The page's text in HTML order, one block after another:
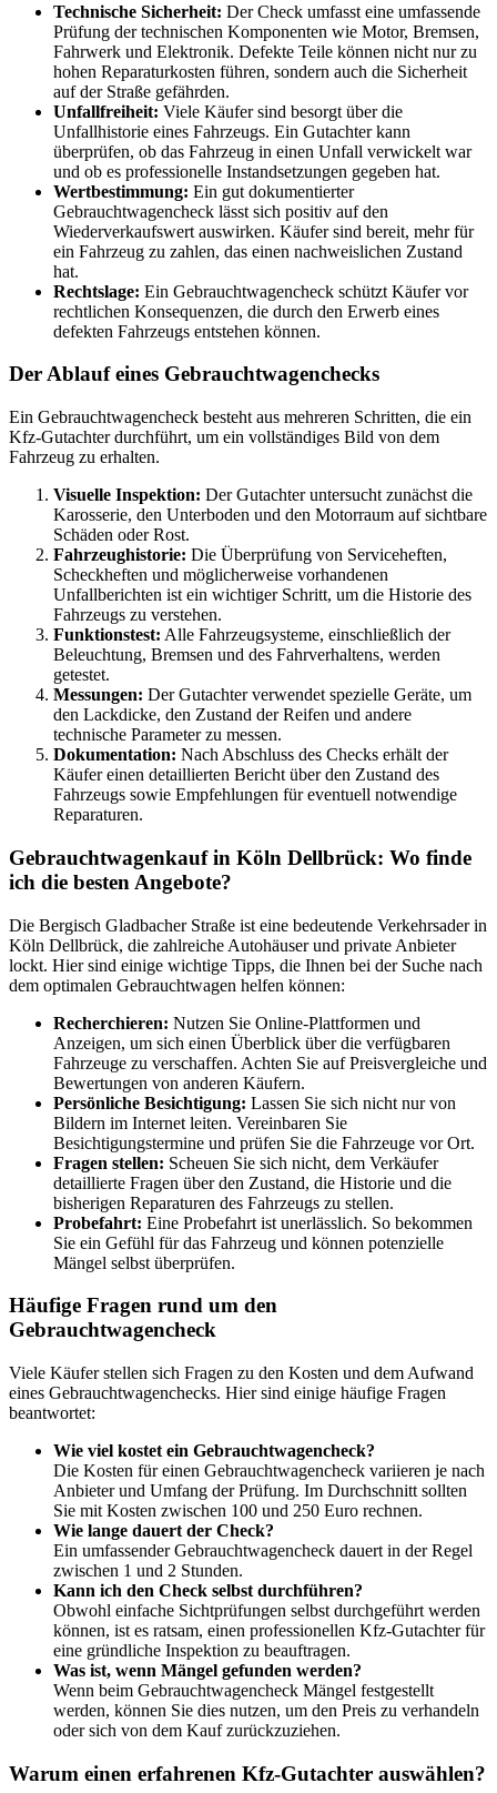
Technische Sicherheit: Der Check umfasst eine umfassende
Prüfung der technischen Komponenten wie Motor, Bremsen,
Fahrwerk und Elektronik. Defekte Teile können nicht nur zu
hohen Reparaturkosten führen, sondern auch die Sicherheit
auf der Straße gefährden.
Unfallfreiheit: Viele Käufer sind besorgt über die
Unfallhistorie eines Fahrzeugs. Ein Gutachter kann
überprüfen, ob das Fahrzeug in einen Unfall verwickelt war
und ob es professionelle Instandsetzungen gegeben hat.
Wertbestimmung: Ein gut dokumentierter
Gebrauchtwagencheck lässt sich positiv auf den
Wiederverkaufswert auswirken. Käufer sind bereit, mehr für
ein Fahrzeug zu zahlen, das einen nachweislichen Zustand
hat.
Rechtslage: Ein Gebrauchtwagencheck schützt Käufer vor
rechtlichen Konsequenzen, die durch den Erwerb eines
defekten Fahrzeugs entstehen können.
Der Ablauf eines Gebrauchtwagenchecks
Ein Gebrauchtwagencheck besteht aus mehreren Schritten, die ein
Kfz-Gutachter durchführt, um ein vollständiges Bild von dem
Fahrzeug zu erhalten.
Visuelle Inspektion: Der Gutachter untersucht zunächst die
Karosserie, den Unterboden und den Motorraum auf sichtbare
Schäden oder Rost.
Fahrzeughistorie: Die Überprüfung von Serviceheften,
Scheckheften und möglicherweise vorhandenen
Unfallberichten ist ein wichtiger Schritt, um die Historie des
Fahrzeugs zu verstehen.
Funktionstest: Alle Fahrzeugsysteme, einschließlich der
Beleuchtung, Bremsen und des Fahrverhaltens, werden
getestet.
Messungen: Der Gutachter verwendet spezielle Geräte, um
den Lackdicke, den Zustand der Reifen und andere
technische Parameter zu messen.
Dokumentation: Nach Abschluss des Checks erhält der
Käufer einen detaillierten Bericht über den Zustand des
Fahrzeugs sowie Empfehlungen für eventuell notwendige
Reparaturen.
Gebrauchtwagenkauf in Köln Dellbrück: Wo finde
ich die besten Angebote?
Die Bergisch Gladbacher Straße ist eine bedeutende Verkehrsader in
Köln Dellbrück, die zahlreiche Autohäuser und private Anbieter
lockt. Hier sind einige wichtige Tipps, die Ihnen bei der Suche nach
dem optimalen Gebrauchtwagen helfen können:
Recherchieren: Nutzen Sie Online-Plattformen und
Anzeigen, um sich einen Überblick über die verfügbaren
Fahrzeuge zu verschaffen. Achten Sie auf Preisvergleiche und
Bewertungen von anderen Käufern.
Persönliche Besichtigung: Lassen Sie sich nicht nur von
Bildern im Internet leiten. Vereinbaren Sie
Besichtigungstermine und prüfen Sie die Fahrzeuge vor Ort.
Fragen stellen: Scheuen Sie sich nicht, dem Verkäufer
detaillierte Fragen über den Zustand, die Historie und die
bisherigen Reparaturen des Fahrzeugs zu stellen.
Probefahrt: Eine Probefahrt ist unerlässlich. So bekommen
Sie ein Gefühl für das Fahrzeug und können potenzielle
Mängel selbst überprüfen.
Häufige Fragen rund um den
Gebrauchtwagencheck
Viele Käufer stellen sich Fragen zu den Kosten und dem Aufwand
eines Gebrauchtwagenchecks. Hier sind einige häufige Fragen
beantwortet:
Wie viel kostet ein Gebrauchtwagencheck?
Die Kosten für einen Gebrauchtwagencheck variieren je nach
Anbieter und Umfang der Prüfung. Im Durchschnitt sollten
Sie mit Kosten zwischen 100 und 250 Euro rechnen.
Wie lange dauert der Check?
Ein umfassender Gebrauchtwagencheck dauert in der Regel
zwischen 1 und 2 Stunden.
Kann ich den Check selbst durchführen?
Obwohl einfache Sichtprüfungen selbst durchgeführt werden
können, ist es ratsam, einen professionellen Kfz-Gutachter für
eine gründliche Inspektion zu beauftragen.
Was ist, wenn Mängel gefunden werden?
Wenn beim Gebrauchtwagencheck Mängel festgestellt
werden, können Sie dies nutzen, um den Preis zu verhandeln
oder sich von dem Kauf zurückzuziehen.
Warum einen erfahrenen Kfz-Gutachter auswählen?